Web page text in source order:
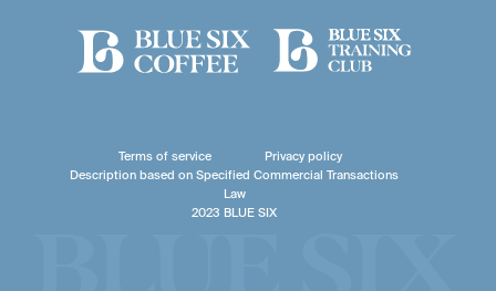
Terms of service
Privacy policy
Description based on Specified Commercial Transactions
Law
2023 BLUE SIX